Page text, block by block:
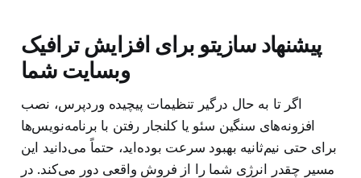
پیشنهاد سازیتو برای افزایش ترافیک
وبسایت شما
اگر تا به حال درگیر تنظیمات پیچیده وردپرس، نصب
افزونه‌های سنگین سئو یا کلنجار رفتن با برنامه‌نویس‌ها
برای حتی نیم‌ثانیه بهبود سرعت بوده‌اید، حتماً می‌دانید این
مسیر چقدر انرژی شما را از فروش واقعی دور می‌کند. در